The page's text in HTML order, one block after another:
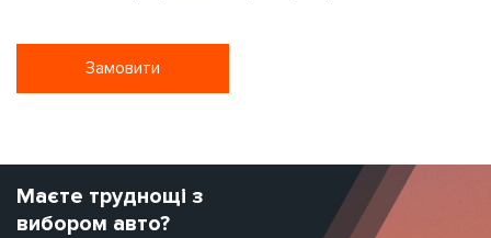
Замовити
Маєте труднощі з
вибором авто?